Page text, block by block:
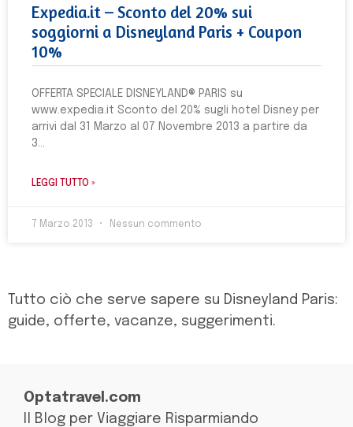
Expedia.it – Sconto del 20% sui
soggiorni a Disneyland Paris + Coupon
10%
OFFERTA SPECIALE DISNEYLAND® PARIS su
www.expedia.it Sconto del 20% sugli hotel Disney per
arrivi dal 31 Marzo al 07 Novembre 2013 a partire da
3
LEGGI TUTTO »
7 Marzo 2013 Nessun commento
Tutto ciò che serve sapere su Disneyland Paris:
guide, offerte, vacanze, suggerimenti.
Optatravel.com
Il Blog per Viaggiare Risparmiando